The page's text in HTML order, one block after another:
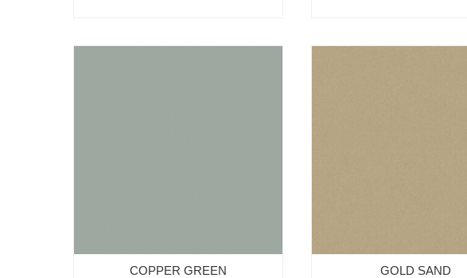
COPPER GREEN GOLD SAND